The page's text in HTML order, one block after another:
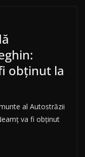
obținut la
al Autostrăzii
va fi obținut